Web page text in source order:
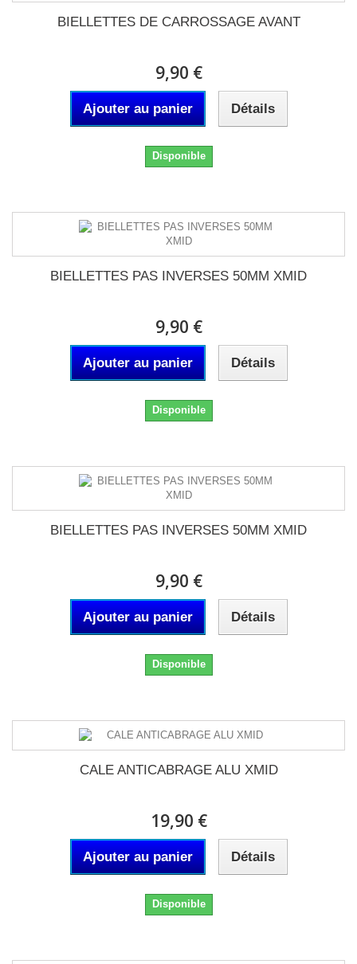
BIELLETTES DE CARROSSAGE AVANT
9,90 €
Ajouter au panier Détails
Disponible
BIELLETTES PAS INVERSES 50MM XMID
9,90 €
Ajouter au panier Détails
Disponible
BIELLETTES PAS INVERSES 50MM XMID
9,90 €
Ajouter au panier Détails
Disponible
CALE ANTICABRAGE ALU XMID
19,90 €
Ajouter au panier Détails
Disponible